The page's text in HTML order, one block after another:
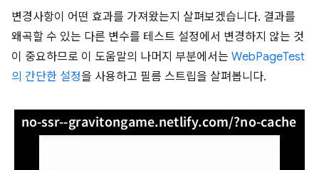
변경사항이 어떤 효과를 가져왔는지 살펴보겠습니다. 결과를
왜곡할 수 있는 다른 변수를 테스트 설정에서 변경하지 않는 것
이 중요하므로 이 도움말의 나머지 부분에서는 WebPageTest
의 간단한 설정을 사용하고 필름 스트립을 살펴봅니다.